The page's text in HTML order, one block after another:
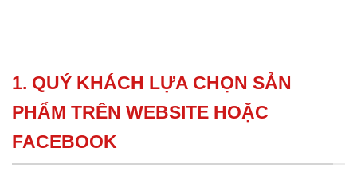
1. QUÝ KHÁCH LỰA CHỌN SẢN
PHẨM TRÊN WEBSITE HOẶC
FACEBOOK